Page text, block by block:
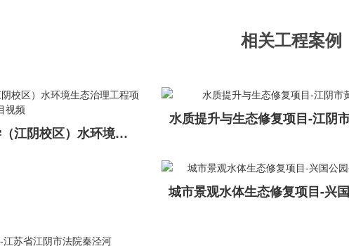
相关工程案例
项目展示｜江南大学（江阴校区）水环境生态治理工程项目视频
水质提升与生态修复项目-江阴